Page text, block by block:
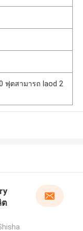
ฟุตสามารถ laod 2
ต